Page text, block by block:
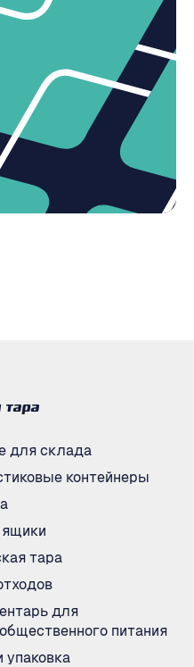
тара
для склада
контейнеры
тара
для
питания
упаковка